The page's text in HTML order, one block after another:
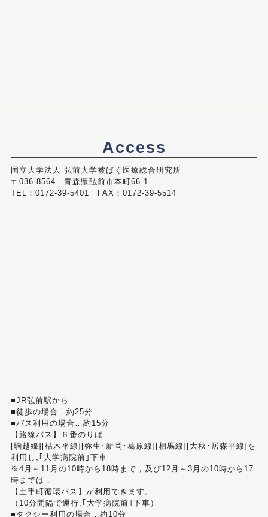
Access
国立大学法人 弘前大学被ばく医療総合研究所
〒036-8564 青森県弘前市本町66-1
TEL：0172-39-5401 FAX：0172-39-5514
■JR弘前駅から
■徒歩の場合…約25分
■バス利用の場合…約15分
【路線バス】６番のりば
[駒越線][枯木平線][弥生･新岡･葛原線][相馬線][大秋･居森平線]を
利用し,｢大学病院前｣下車
※4月～11月の10時から18時まで，及び12月～3月の10時から17
時までは，
【土手町循環バス】が利用できます。
（10分間隔で運行,｢大学病院前｣下車）
■タクシー利用の場合…約10分